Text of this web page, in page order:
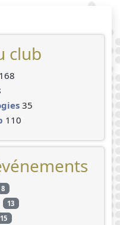
club
168
35
110
8
13
15